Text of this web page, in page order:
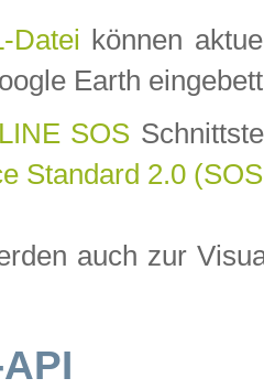
Datei können
Earth
SOS
Standard 2.0
auch zur